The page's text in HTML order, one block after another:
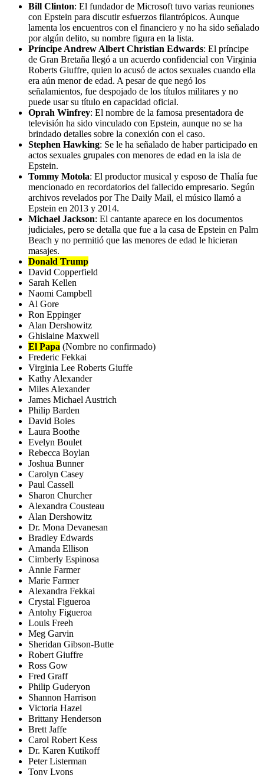
Bill Clinton: El fundador de Microsoft tuvo varias reuniones
con Epstein para discutir esfuerzos filantrópicos. Aunque
lamenta los encuentros con el financiero y no ha sido señalado
por algún delito, su nombre figura en la lista.
Príncipe Andrew Albert Christian Edwards: El príncipe
de Gran Bretaña llegó a un acuerdo confidencial con Virginia
Roberts Giuffre, quien lo acusó de actos sexuales cuando ella
era aún menor de edad. A pesar de que negó los
señalamientos, fue despojado de los títulos militares y no
puede usar su título en capacidad oficial.
Oprah Winfrey: El nombre de la famosa presentadora de
televisión ha sido vinculado con Epstein, aunque no se ha
brindado detalles sobre la conexión con el caso.
Stephen Hawking: Se le ha señalado de haber participado en
actos sexuales grupales con menores de edad en la isla de
Epstein.
Tommy Motola: El productor musical y esposo de Thalía fue
mencionado en recordatorios del fallecido empresario. Según
archivos revelados por The Daily Mail, el músico llamó a
Epstein en 2013 y 2014.
Michael Jackson: El cantante aparece en los documentos
judiciales, pero se detalla que fue a la casa de Epstein en Palm
Beach y no permitió que las menores de edad le hicieran
masajes.
Donald Trump
David Copperfield
Sarah Kellen
Naomi Campbell
Al Gore
Ron Eppinger
Alan Dershowitz
Ghislaine Maxwell
El Papa (Nombre no confirmado)
Frederic Fekkai
Virginia Lee Roberts Giuffe
Kathy Alexander
Miles Alexander
James Michael Austrich
Philip Barden
David Boies
Laura Boothe
Evelyn Boulet
Rebecca Boylan
Joshua Bunner
Carolyn Casey
Paul Cassell
Sharon Churcher
Alexandra Cousteau
Alan Dershowitz
Dr. Mona Devanesan
Bradley Edwards
Amanda Ellison
Cimberly Espinosa
Annie Farmer
Marie Farmer
Alexandra Fekkai
Crystal Figueroa
Antohy Figueroa
Louis Freeh
Meg Garvin
Sheridan Gibson-Butte
Robert Giuffre
Ross Gow
Fred Graff
Philip Guderyon
Shannon Harrison
Victoria Hazel
Brittany Henderson
Brett Jaffe
Carol Robert Kess
Dr. Karen Kutikoff
Peter Listerman
Tony Lyons